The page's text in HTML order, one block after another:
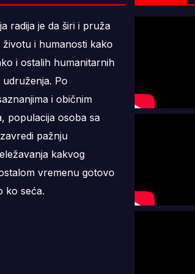
radija je da širi i pruža
i humanosti kako
i ostalih humanitarnih
Po
i običnim
populacija osoba sa
pažnju
kakvog
vremenu gotovo
ko seća.